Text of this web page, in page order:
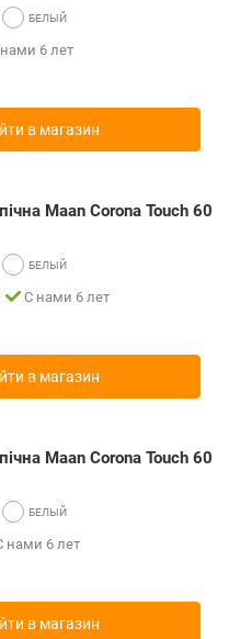
6 лет
в магазин
Maan Corona Touch 60
С нами 6 лет
в магазин
Maan Corona Touch 60
нами 6 лет
в магазин